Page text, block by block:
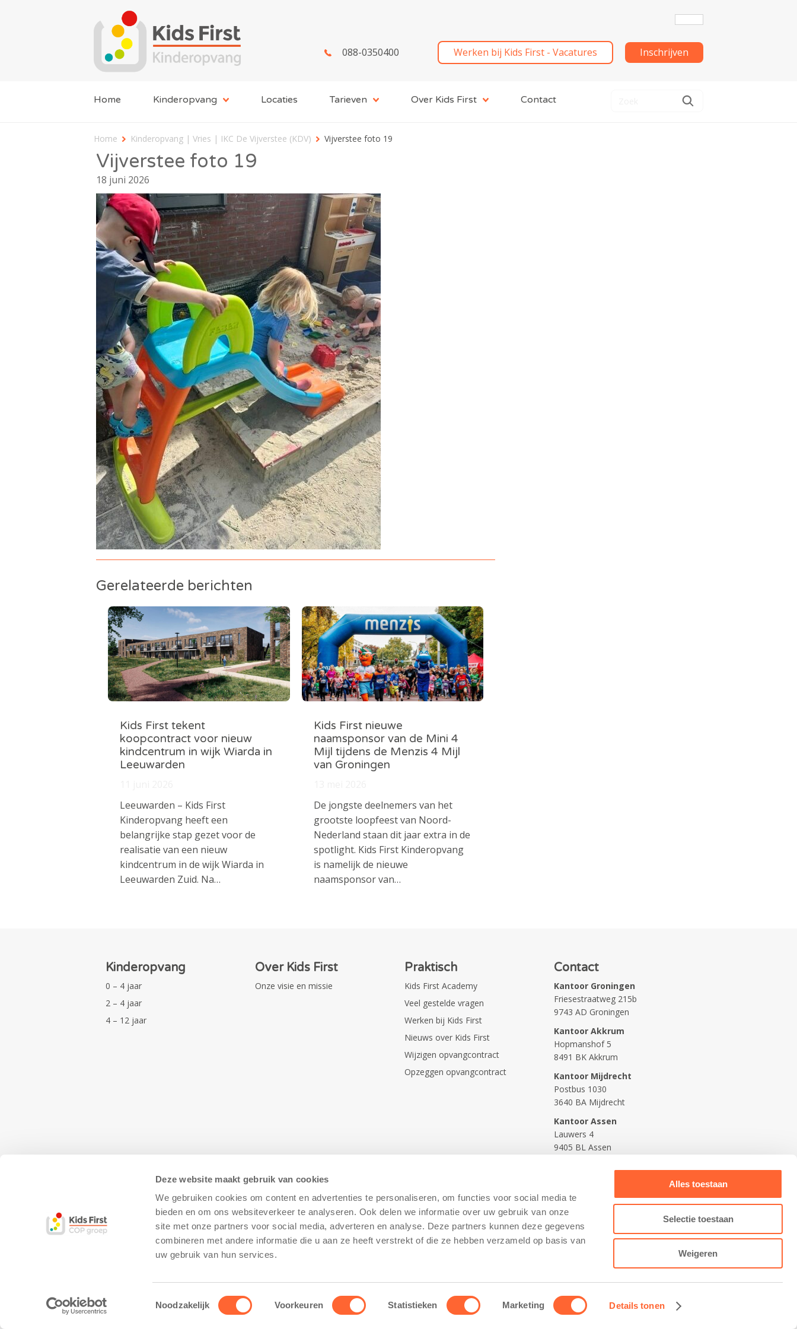
Deze website maakt gebruik van cookies
We gebruiken cookies om content en advertenties te personaliseren, om functies voor social media te
bieden en om ons websiteverkeer te analyseren. Ook delen we informatie over uw gebruik van onze
site met onze partners voor social media, adverteren en analyse. Deze partners kunnen deze gegevens
combineren met andere informatie die u aan ze heeft verstrekt of die ze hebben verzameld op basis van
uw gebruik van hun services.
Toestemmingsselectie
Noodzakelijk Voorkeuren Statistieken Marketing Details tonen
Alles toestaan
Selectie toestaan
Weigeren
088-0350400 Werken bij Kids First - Vacatures Inschrijven
Home Kinderopvang Locaties Tarieven Over Kids First Contact
Home Kinderopvang | Vries | IKC De Vijverstee (KDV) Vijverstee foto 19
Vijverstee foto 19
18 juni 2026
Gerelateerde berichten
Kids First tekent
koopcontract voor nieuw
kindcentrum in wijk Wiarda in
Leeuwarden
Leeuwarden – Kids First
Kinderopvang heeft een
belangrijke stap gezet voor de
realisatie van een nieuw
kindcentrum in de wijk Wiarda in
Leeuwarden Zuid. Na…
Kids First nieuwe
naamsponsor van de Mini 4
Mijl tijdens de Menzis 4 Mijl
van Groningen
De jongste deelnemers van het
grootste loopfeest van Noord-
Nederland staan dit jaar extra in de
spotlight. Kids First Kinderopvang
is namelijk de nieuwe
naamsponsor van…
Kinderopvang
0 – 4 jaar
2 – 4 jaar
4 – 12 jaar
Over Kids First
Onze visie en missie
Praktisch
Kids First Academy
Veel gestelde vragen
Werken bij Kids First
Nieuws over Kids First
Wijzigen opvangcontract
Opzeggen opvangcontract
Contact
Kantoor Groningen
Friesestraatweg 215b
9743 AD Groningen
Kantoor Akkrum
Hopmanshof 5
8491 BK Akkrum
Kantoor Mijdrecht
Postbus 1030
3640 BA Mijdrecht
Kantoor Assen
Lauwers 4
9405 BL Assen
© Copyright - Kidsfirst Privacy Policy –Disclaimer– Cookiebeleid
Contact opnemen